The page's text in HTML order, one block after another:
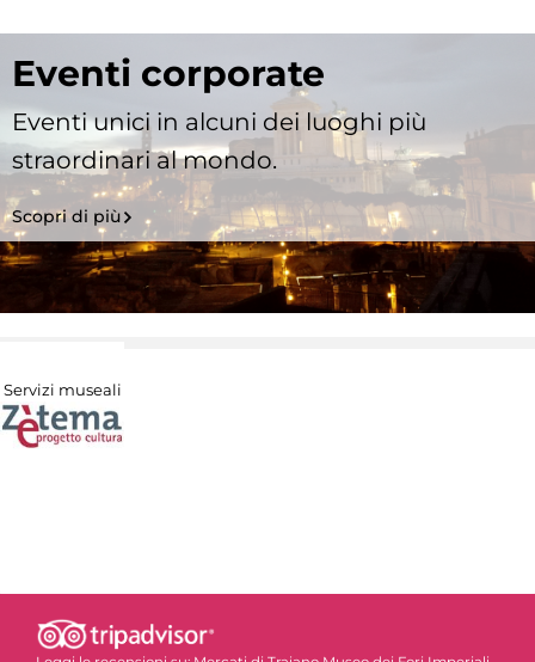
Eventi corporate
Eventi unici in alcuni dei luoghi più
straordinari al mondo.
Scopri di più
Servizi museali